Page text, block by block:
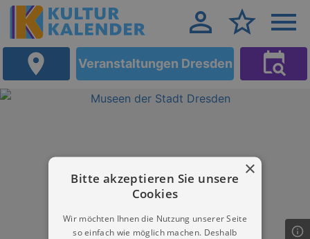
Veranstaltungen Dresden
×
Bitte akzeptieren Sie unsere
Cookies
Wir möchten Ihnen die Nutzung unserer Seite
so einfach wie möglich machen. Deshalb